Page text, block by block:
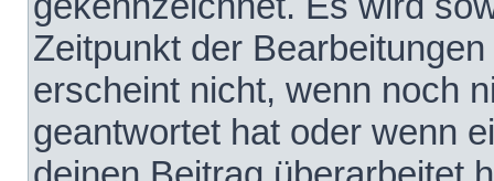
Zeitpunkt der
erscheint nicht, wenn noch
geantwortet hat oder wenn